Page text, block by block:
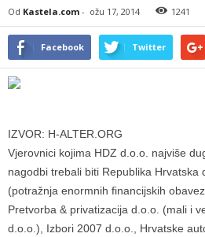
Od Kastela.com - ožu 17, 2014 1241
Facebook Twitter
IZVOR: H-ALTER.ORG
Vjerovnici kojima HDZ d.o.o. najviše
nagodbi trebali biti Republika Hrvatska
(potražnja enormnih financijskih
Pretvorba & privatizacija d.o.o. (mali i
d.o.o.), Izbori 2007 d.o.o., Hrvatske